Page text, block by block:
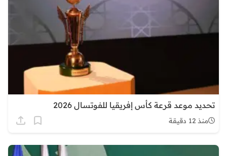
تحديد موعد قرعة كأس إفريقيا للفوتسال 2026
منذ 12 دقيقة